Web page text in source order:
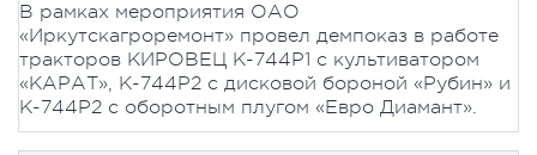
В рамках мероприятия ОАО
«Иркутскагроремонт» провел демпоказ в работе
тракторов КИРОВЕЦ К-744Р1 с культиватором
«КАРАТ», К-744Р2 с дисковой бороной «Рубин» и
К-744Р2 с оборотным плугом «Евро Диамант».